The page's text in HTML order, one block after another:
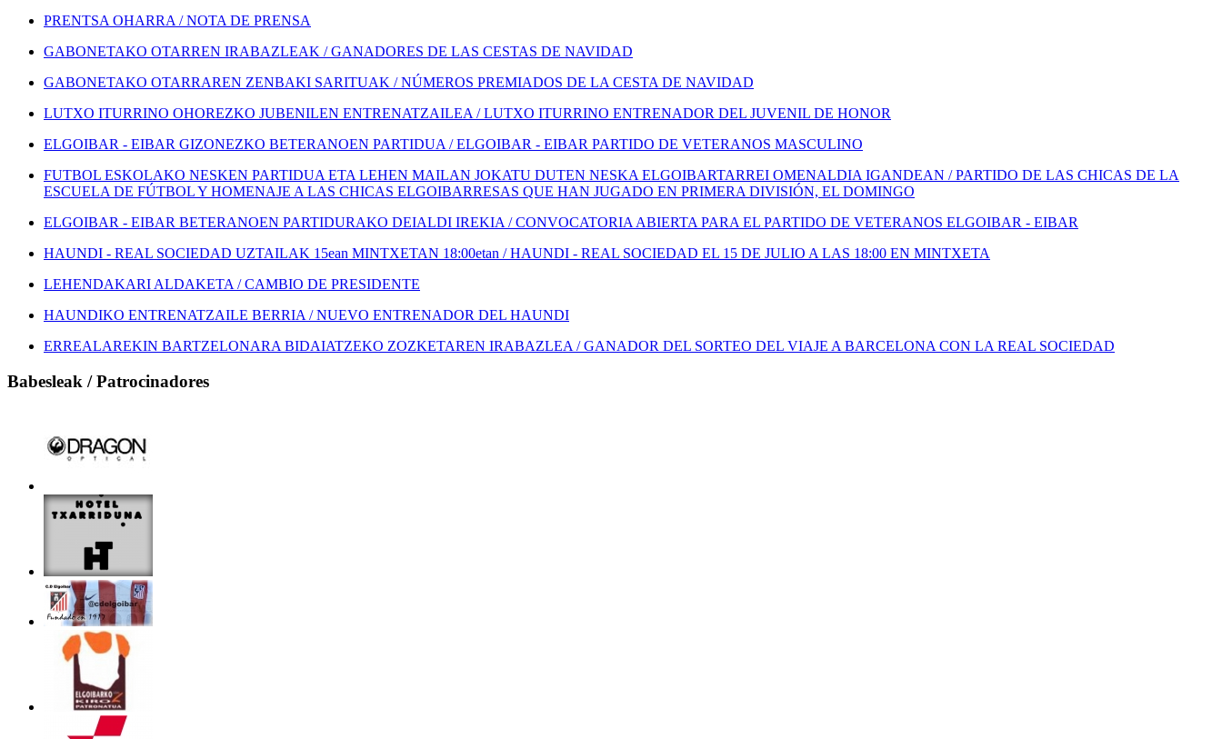
PRENTSA OHARRA / NOTA DE PRENSA
GABONETAKO OTARREN IRABAZLEAK / GANADORES DE LAS CESTAS DE NAVIDAD
GABONETAKO OTARRAREN ZENBAKI SARITUAK / NÚMEROS PREMIADOS DE LA CESTA DE NAVIDAD
LUTXO ITURRINO OHOREZKO JUBENILEN ENTRENATZAILEA / LUTXO ITURRINO ENTRENADOR DEL JUVENIL DE HONOR
ELGOIBAR - EIBAR GIZONEZKO BETERANOEN PARTIDUA / ELGOIBAR - EIBAR PARTIDO DE VETERANOS MASCULINO
FUTBOL ESKOLAKO NESKEN PARTIDUA ETA LEHEN MAILAN JOKATU DUTEN NESKA ELGOIBARTARREI OMENALDIA IGANDEAN / PARTIDO DE LAS CHICAS DE LA
ESCUELA DE FÚTBOL Y HOMENAJE A LAS CHICAS ELGOIBARRESAS QUE HAN JUGADO EN PRIMERA DIVISIÓN, EL DOMINGO
ELGOIBAR - EIBAR BETERANOEN PARTIDURAKO DEIALDI IREKIA / CONVOCATORIA ABIERTA PARA EL PARTIDO DE VETERANOS ELGOIBAR - EIBAR
HAUNDI - REAL SOCIEDAD UZTAILAK 15ean MINTXETAN 18:00etan / HAUNDI - REAL SOCIEDAD EL 15 DE JULIO A LAS 18:00 EN MINTXETA
LEHENDAKARI ALDAKETA / CAMBIO DE PRESIDENTE
HAUNDIKO ENTRENATZAILE BERRIA / NUEVO ENTRENADOR DEL HAUNDI
ERREALAREKIN BARTZELONARA BIDAIATZEKO ZOZKETAREN IRABAZLEA / GANADOR DEL SORTEO DEL VIAJE A BARCELONA CON LA REAL SOCIEDAD
Babesleak / Patrocinadores